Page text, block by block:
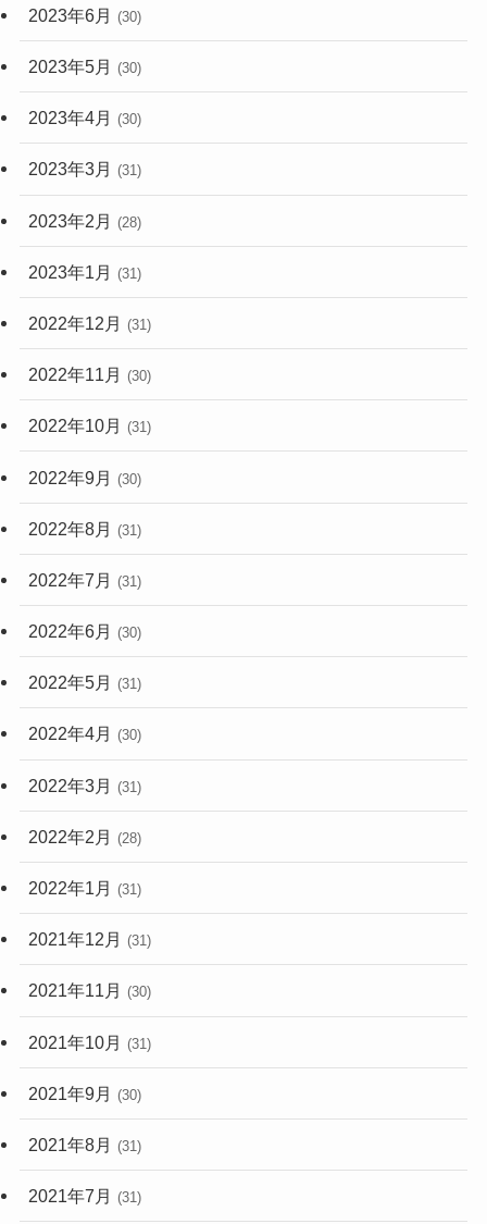
2023年6月 (30)
2023年5月 (30)
2023年4月 (30)
2023年3月 (31)
2023年2月 (28)
2023年1月 (31)
2022年12月 (31)
2022年11月 (30)
2022年10月 (31)
2022年9月 (30)
2022年8月 (31)
2022年7月 (31)
2022年6月 (30)
2022年5月 (31)
2022年4月 (30)
2022年3月 (31)
2022年2月 (28)
2022年1月 (31)
2021年12月 (31)
2021年11月 (30)
2021年10月 (31)
2021年9月 (30)
2021年8月 (31)
2021年7月 (31)